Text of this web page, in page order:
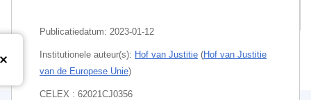
Publicatiedatum: 2023-01-12
Institutionele auteur(s): Hof van Justitie (Hof van Justitie
van de Europese Unie)
CELEX : 62021CJ0356